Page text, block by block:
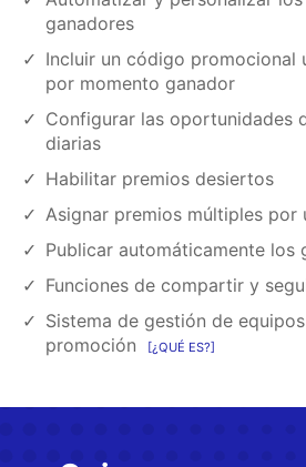
ganadores
Incluir un código promocional
por momento ganador
Configurar las oportunidades
diarias
Habilitar premios desiertos
Asignar premios múltiples por
Publicar automáticamente los
Funciones de compartir y
Sistema de gestión de
promoción
¿QUÉ ES?